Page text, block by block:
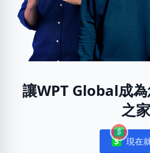
讓WPT Global成
之家
現在